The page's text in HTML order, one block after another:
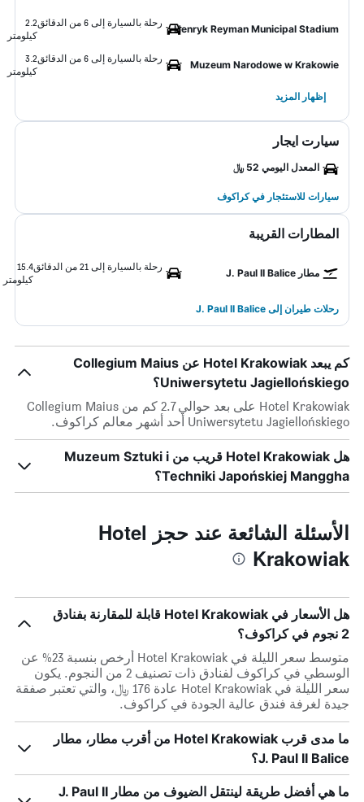
Henryk Reyman Municipal Stadium
رحلة بالسيارة إلى 6 من الدقائق
2.2
كيلومتر
Muzeum Narodowe w Krakowie
رحلة بالسيارة إلى 6 من الدقائق
3.2
كيلومتر
إظهار المزيد
سيارت ايجار
المعدل اليومي 52 ﷼
سيارات للاستئجار في كراكوف
المطارات القريبة
مطار J. Paul II Balice
رحلة بالسيارة إلى 21 من الدقائق
15.4
كيلومتر
رحلات طيران إلى J. Paul II Balice
كم يبعد Hotel Krakowiak عن Collegium Maius
Uniwersytetu Jagiellońskiego؟
Hotel Krakowiak على بعد حوالي 2.7 كم من Collegium Maius
Uniwersytetu Jagiellońskiego أحد أشهر معالم كراكوف.
هل Hotel Krakowiak قريب من Muzeum Sztuki i
Techniki Japońskiej Manggha؟
الأسئلة الشائعة عند حجز Hotel
Krakowiak
هل الأسعار في Hotel Krakowiak قابلة للمقارنة بفنادق
2 نجوم في كراكوف؟
متوسط سعر الليلة في Hotel Krakowiak أرخص بنسبة 23% عن
الوسطي في كراكوف لفنادق ذات تصنيف 2 من النجوم. يكون
سعر الليلة في Hotel Krakowiak عادة 176 ﷼، والتي تعتبر صفقة
جيدة لغرفة فندق عالية الجودة في كراكوف.
ما مدى قرب Hotel Krakowiak من أقرب مطار، مطار
J. Paul II Balice؟
ما هي أفضل طريقة لينتقل الضيوف من مطار J. Paul II